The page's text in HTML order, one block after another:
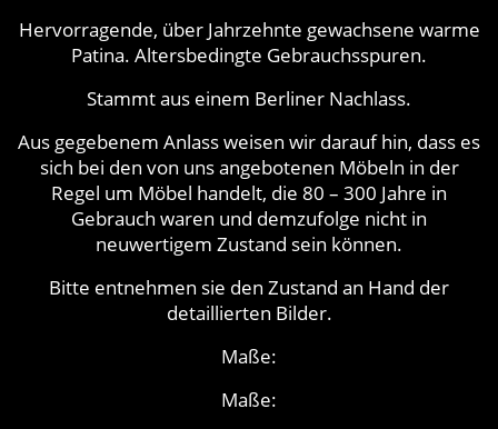
Hervorragende, über Jahrzehnte gewachsene warme
Patina. Altersbedingte Gebrauchsspuren.
Stammt aus einem Berliner Nachlass.
Aus gegebenem Anlass weisen wir darauf hin, dass es
sich bei den von uns angebotenen Möbeln in der
Regel um Möbel handelt, die 80 – 300 Jahre in
Gebrauch waren und demzufolge nicht in
neuwertigem Zustand sein können.
Bitte entnehmen sie den Zustand an Hand der
detaillierten Bilder.
Maße:
Maße: